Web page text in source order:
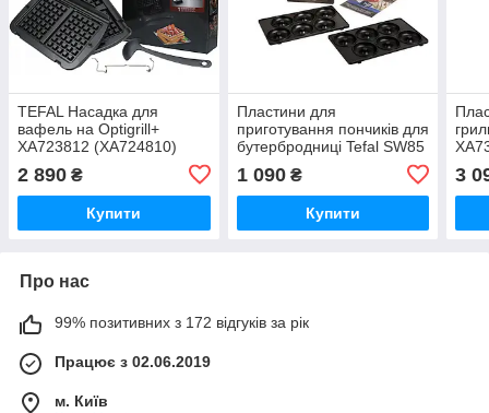
TEFAL Насадка для
вафель на Optigrill+
XA723812 (XA724810)
2 890 ₴
Купити
Пластини для
приготування пончиків для
бутербродниці Tefal SW85
1 090₴
Купити
3
Про нас
99% позитивних з 172 відгуків за рік
Працює з 02.06.2019
м. Київ